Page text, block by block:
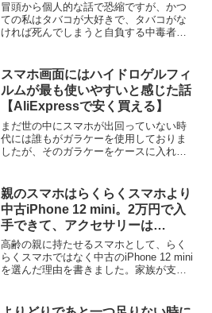
冒頭から個人的な話で恐縮ですが、かつ
ての私はタバコが大好きで、タバコがな
ければ死んでしまうと自負する中毒者で
れ、医師からタバコは即刻やめなさいと
言われるも、そんなことに...
スマホ画面にはハイドロゲルフィ
ルムが最も使いやすいと感じた話
【AliExpressで安く買える】
まだ世の中にスマホが出回っていない時
代には誰もがガラケーを使用しておりま
したが、そのガラケーをケースに入れ
ら、ガラケーを地面へ落としたとて、そ
う滅多に壊れるものではなか...
親のスマホはらくらくスマホより
中古iPhone 12 mini。2万円で入
手できて、アクセサリーは
AliExpressで選ぶ
高齢の親に持たせるスマホとして、らく
らくスマホではなく中古のiPhone 12 mini
を選んだ理由を書きました。家族が支援
でケースを選べることまで含めて紹介し